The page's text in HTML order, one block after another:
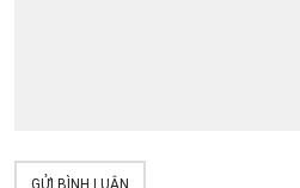
GỬI BÌNH LUẬN